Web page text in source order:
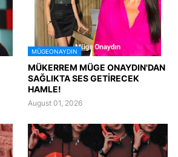
MÜGEONAYDIN
MÜKERREM MÜGE ONAYDIN'DAN
SAĞLIKTA SES GETİRECEK
HAMLE!
August 01, 2026